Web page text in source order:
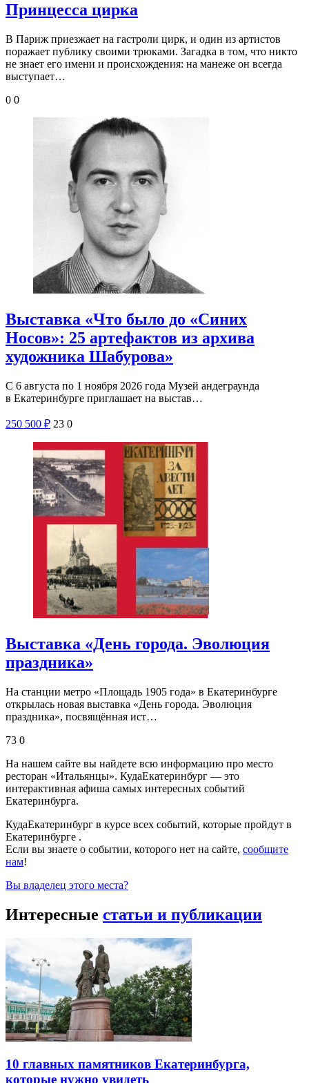
Принцесса цирка
В Париж приезжает на гастроли цирк, и один из артистов
поражает публику своими трюками. Загадка в том, что никто
не знает его имени и происхождения: на манеже он всегда
выступает…
0 0
Выставка «Что было до «Синих
Носов»: 25 артефактов из архива
художника Шабурова»
С 6 августа по 1 ноября 2026 года Музей андеграунда
в Екатеринбурге приглашает на выстав…
250 500 ₽ 23 0
Выставка «День города. Эволюция
праздника»
На станции метро «Площадь 1905 года» в Екатеринбурге
открылась новая выставка «День города. Эволюция
праздника», посвящённая ист…
73 0
На нашем сайте вы найдете всю информацию про место
ресторан «Итальянцы». КудаЕкатеринбург — это
интерактивная афиша самых интересных событий
Екатеринбурга.
КудаЕкатеринбург в курсе всех событий, которые пройдут в
Екатеринбурге .
Если вы знаете о событии, которого нет на сайте, сообщите
нам!
Вы владелец этого места?
Интересные статьи и публикации
10 главных памятников Екатеринбурга,
которые нужно увидеть